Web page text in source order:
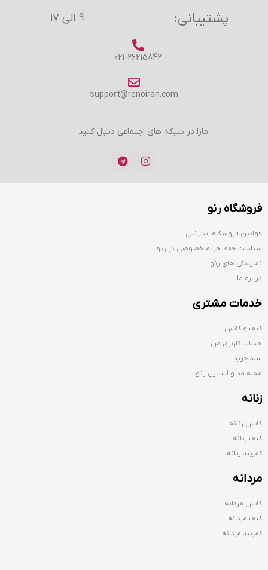
پشتیبانی: ۹ الی ۱۷
021-26215842
support@renoiran.com
مارا در شبکه های اجتماعی دنبال کنید
فروشگاه رنو
قوانین فروشگاه اینترنتی
سیاست حفظ حریم خصوصی در رنو
نمایندگی های رنو
درباره ما
خدمات مشتری
کیف و کفش
حساب کاربری من
سبد خرید
مجله مد و استایل رنو
زنانه
کفش زنانه
کیف زنانه
کمربند زنانه
مردانه
کفش مردانه
کیف مردانه
کمربند مردانه